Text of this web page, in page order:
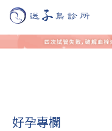
好孕專欄